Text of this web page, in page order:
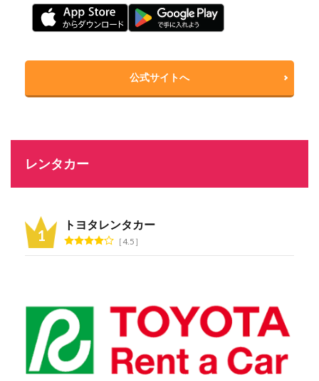
公式サイトへ
レンタカー
トヨタレンタカー
4.5